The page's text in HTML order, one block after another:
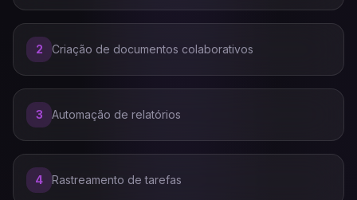
2 Criação de documentos colaborativos
3 Automação de relatórios
4 Rastreamento de tarefas